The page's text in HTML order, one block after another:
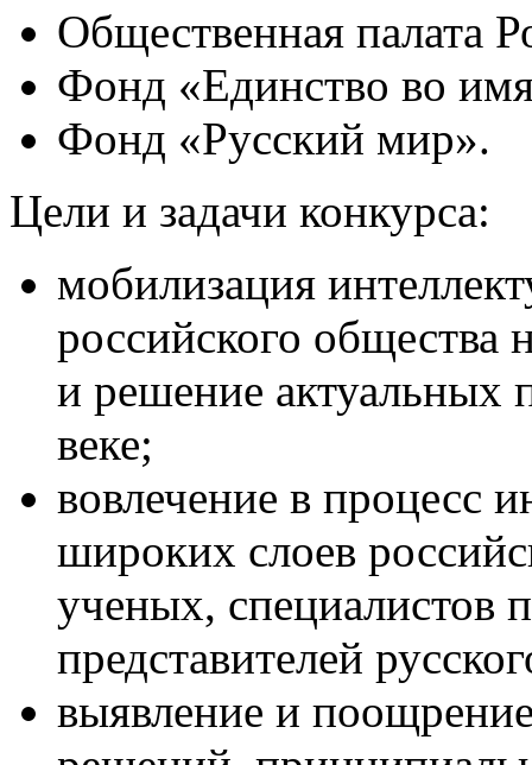
Общественная палата
Фонд «Единство во
Фонд «Русский мир».
Цели и задачи конкурса:
мобилизация
российского общества
и решение актуальных
веке;
вовлечение в процесс
широких слоев
ученых, специалистов
представителей
выявление и